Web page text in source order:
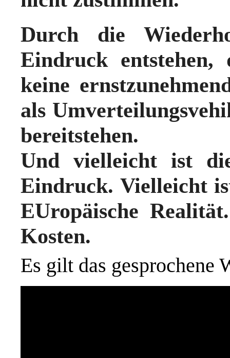
Durch die
Eindruck
keine
als
bereitstehen.
Und vielleicht ist
Eindruck. Vielleicht
EUropäische
Kosten.
Es gilt das gesprochene